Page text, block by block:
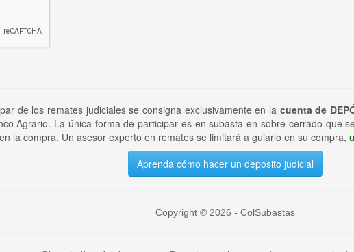
de los remates judiciales se consigna exclusivamente en lacuenta de
Agrario. La única forma de participar es en subasta en sobre cerrado que
la compra. Un asesor experto en remates se limitará a guiarlo en su compra,
Aprenda cómo hacer un deposito judicial
Copyright © 2026 - ColSubastas